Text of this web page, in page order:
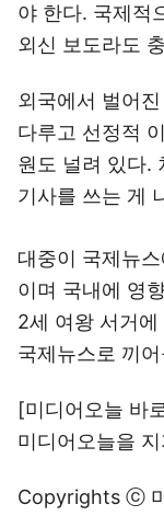
야 한다. 국제적
외신 보도라도
외국에서 벌어
다루고 선정적
원도 널려 있다.
기사를 쓰는 게
대중이 국제뉴
이며 국내에 영
2세 여왕 서거
국제뉴스로 끼
[미디어오늘 바
미디어오늘을 지
Copyrights ⓒ